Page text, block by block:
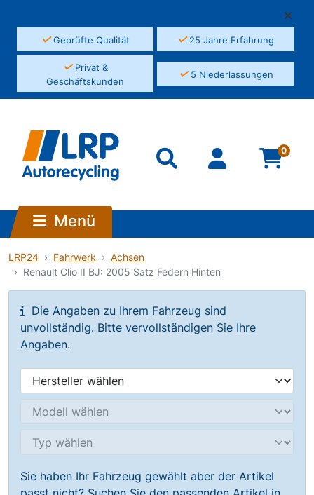
✓Geprüfte Qualität ✓25 Jahre Erfahrung
✓Privat &
Geschäftskunden
✓5 Niederlassungen
0
Menü
LRP24 Fahrwerk
Achsen
Renault Clio II BJ: 2005 Satz Federn Hinten
Die Angaben zu Ihrem Fahrzeug sind
unvollständig. Bitte vervollständigen Sie Ihre
Angaben.
Sie haben Ihr Fahrzeug gewählt aber der Artikel